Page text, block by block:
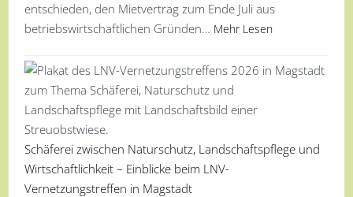
entschieden, den Mietvertrag zum Ende Juli aus
betriebswirtschaftlichen Gründen… Mehr Lesen
Schäferei zwischen Naturschutz, Landschaftspflege und
Wirtschaftlichkeit – Einblicke beim LNV-
Vernetzungstreffen in Magstadt